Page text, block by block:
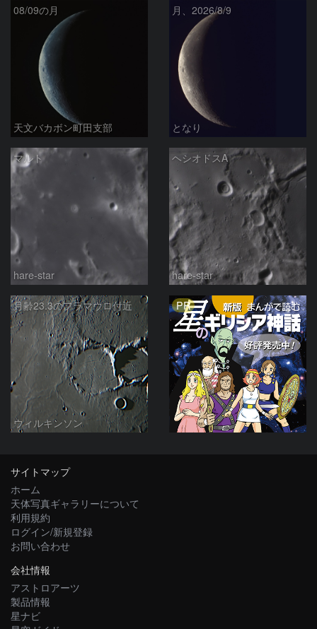
08/09の月
天文バカボン町田支部
月、2026/8/9
となり
マルト
hare-star
ヘシオドスA
hare-star
月齢23.3のフラマウロ付近
ウィルキンソン
PR
サイトマップ
ホーム
天体写真ギャラリーについて
利用規約
ログイン/新規登録
お問い合わせ
会社情報
アストロアーツ
製品情報
星ナビ